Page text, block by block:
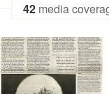
42 media